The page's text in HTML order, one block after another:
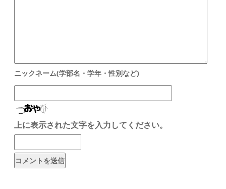
上に表示された文字を入力してください。